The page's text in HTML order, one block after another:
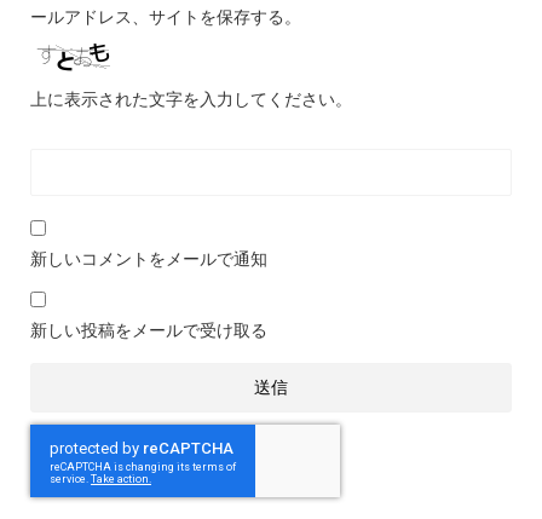
ールアドレス、サイトを保存する。
上に表示された文字を入力してください。
新しいコメントをメールで通知
新しい投稿をメールで受け取る